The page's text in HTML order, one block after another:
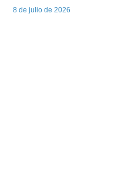
8 de julio de 2026